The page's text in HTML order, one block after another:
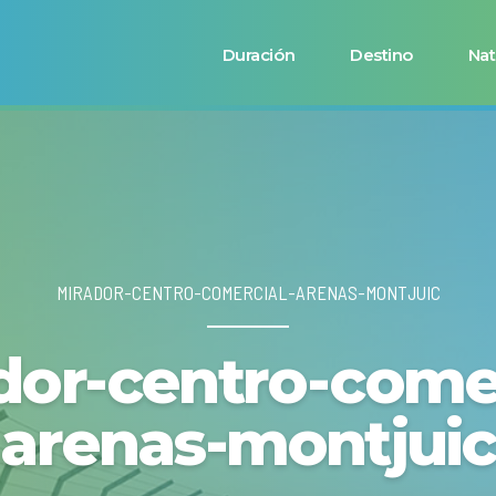
Duración Destino
MIRADOR-CENTRO-COMERCIAL-ARENAS-MONTJUIC
centro-
arenas-montjuic